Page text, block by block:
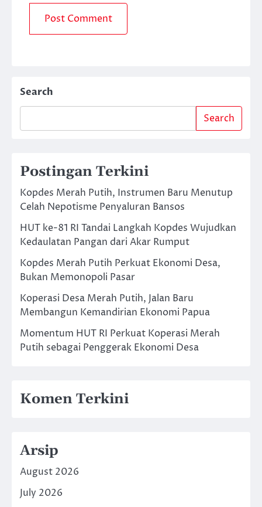
Search
Search
Postingan Terkini
Kopdes Merah Putih, Instrumen Baru Menutup
Celah Nepotisme Penyaluran Bansos
HUT ke-81 RI Tandai Langkah Kopdes Wujudkan
Kedaulatan Pangan dari Akar Rumput
Kopdes Merah Putih Perkuat Ekonomi Desa,
Bukan Memonopoli Pasar
Koperasi Desa Merah Putih, Jalan Baru
Membangun Kemandirian Ekonomi Papua
Momentum HUT RI Perkuat Koperasi Merah
Putih sebagai Penggerak Ekonomi Desa
Komen Terkini
Arsip
August 2026
July 2026